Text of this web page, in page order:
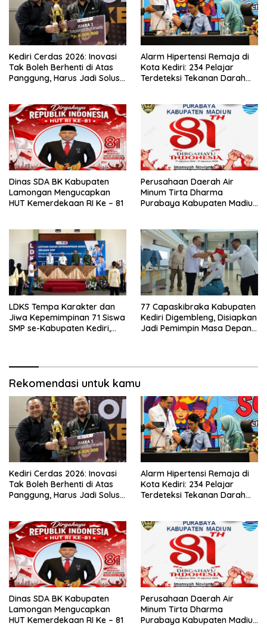
Kediri Cerdas 2026: Inovasi
Tak Boleh Berhenti di Atas
Panggung, Harus Jadi Solusi
Alarm Hipertensi Remaja di
Kota Kediri: 234 Pelajar
Terdeteksi Tekanan Darah
Dinas SDA BK Kabupaten
Lamongan Mengucapkan
HUT Kemerdekaan RI Ke – 81
Perusahaan Daerah Air
Minum Tirta Dharma
Purabaya Kabupaten Madiun
Kemerdekaan RI Ke – 81
LDKS Tempa Karakter dan
Jiwa Kepemimpinan 71 Siswa
SMP se-Kabupaten Kediri,
77 Capaskibraka Kabupaten
Kediri Digembleng, Disiapkan
Jadi Pemimpin Masa Depan
Rekomendasi untuk kamu
Kediri Cerdas 2026: Inovasi
Tak Boleh Berhenti di Atas
Panggung, Harus Jadi Solusi
Alarm Hipertensi Remaja di
Kota Kediri: 234 Pelajar
Terdeteksi Tekanan Darah
Dinas SDA BK Kabupaten
Lamongan Mengucapkan
HUT Kemerdekaan RI Ke – 81
Perusahaan Daerah Air
Minum Tirta Dharma
Purabaya Kabupaten Madiun